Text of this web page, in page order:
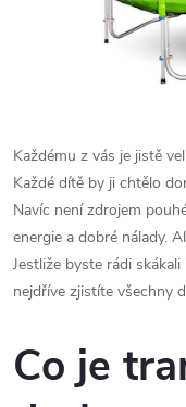
Každému z vás je jistě
Každé dítě by ji chtělo
Navíc není zdrojem
energie a dobré nálady.
Jestliže byste rádi
nejdříve zjistíte všechny
Co je